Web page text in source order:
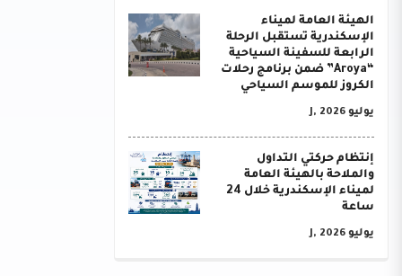
الهيئة العامة لميناء
الإسكندرية تستقبل الرحلة
الرابعة للسفينة السياحية
“Aroya” ضمن برنامج رحلات
الكروز للموسم السياحي
يوليو J, 2026
إنتظام حركتي التداول
والملاحة بالهيئة العامة
لميناء الإسكندرية خلال 24
ساعة
يوليو J, 2026